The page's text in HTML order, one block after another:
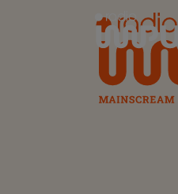
Radio Impuls